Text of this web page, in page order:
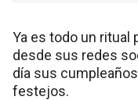
Ya es todo un ritual
desde sus redes
día sus
festejos.